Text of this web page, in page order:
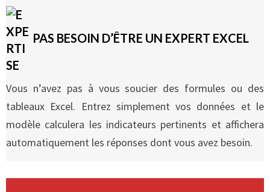
PAS BESOIN D’ÊTRE UN EXPERT EXCEL
Vous n’avez pas à vous soucier des formules ou des
tableaux Excel. Entrez simplement vos données et le
modèle calculera les indicateurs pertinents et affichera
automatiquement les réponses dont vous avez besoin.